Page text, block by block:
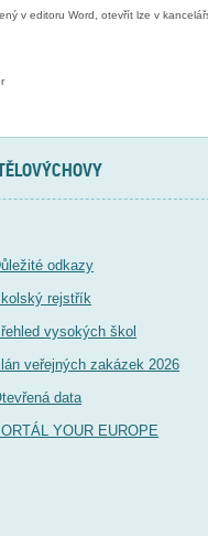
v editoru Word, otevřít lze v
odkazy
rejstřík
vysokých škol
veřejných zakázek 2026
data
YOUR EUROPE